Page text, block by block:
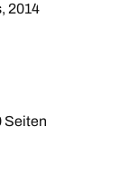
2014
Seiten